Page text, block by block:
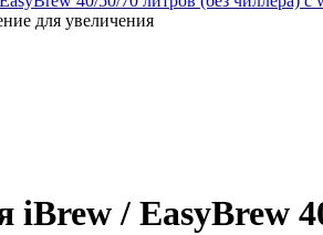
для увеличения
iBrew / EasyBrew